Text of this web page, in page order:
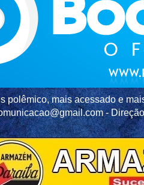
polêmico, mais acessado e
-